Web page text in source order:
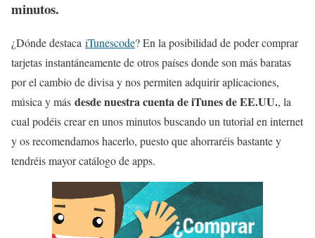
minutos.
¿Dónde destaca iTunescode? En la posibilidad de poder comprar
tarjetas instantáneamente de otros países donde son más baratas
por el cambio de divisa y nos permiten adquirir aplicaciones,
música y más desde nuestra cuenta de iTunes de EE.UU., la
cual podéis crear en unos minutos buscando un tutorial en internet
y os recomendamos hacerlo, puesto que ahorraréis bastante y
tendréis mayor catálogo de apps.